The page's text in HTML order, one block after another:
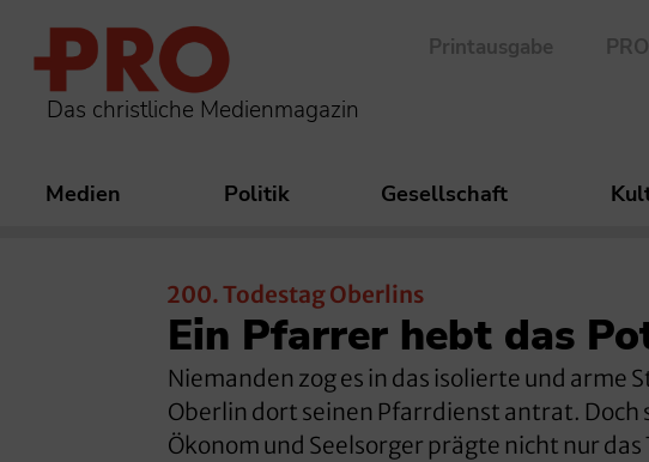
Das christliche Medienmagazin
Printausgabe
Medien Politik Gesellschaft
200. Todestag Oberlins
Ein Pfarrer hebt das
Niemanden zog es in das isolierte und arme
Oberlin dort seinen Pfarrdienst antrat. Doch
Ökonom und Seelsorger prägte nicht nur das